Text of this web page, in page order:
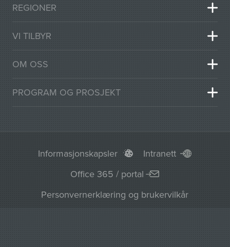
REGIONER
VI TILBYR
OM OSS
PROGRAM OG PROSJEKT
Informasjonskapsler
Intranett
Office 365 / portal
Personvernerklæring og brukervilkår